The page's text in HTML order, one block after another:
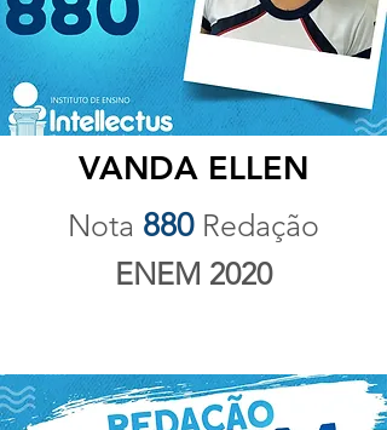
VANDA ELLEN
Nota 880 Redação
ENEM 2020